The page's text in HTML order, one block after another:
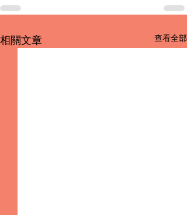
相關文章 查看全部